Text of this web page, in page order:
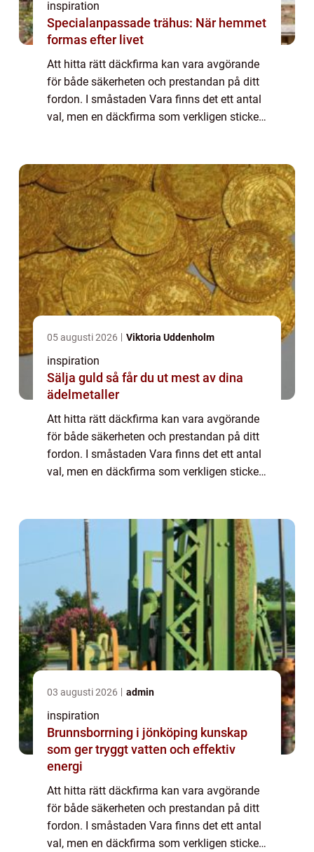
inspiration
Specialanpassade trähus: När hemmet
formas efter livet
Att hitta rätt däckfirma kan vara avgörande
för både säkerheten och prestandan på ditt
fordon. I småstaden Vara finns det ett antal
val, men en däckfirma som verkligen sticker
05 augusti 2026 Viktoria Uddenholm
inspiration
Sälja guld så får du ut mest av dina
ädelmetaller
Att hitta rätt däckfirma kan vara avgörande
för både säkerheten och prestandan på ditt
fordon. I småstaden Vara finns det ett antal
val, men en däckfirma som verkligen sticker
03 augusti 2026 admin
inspiration
Brunnsborrning i jönköping kunskap
som ger tryggt vatten och effektiv
energi
Att hitta rätt däckfirma kan vara avgörande
för både säkerheten och prestandan på ditt
fordon. I småstaden Vara finns det ett antal
val, men en däckfirma som verkligen sticker